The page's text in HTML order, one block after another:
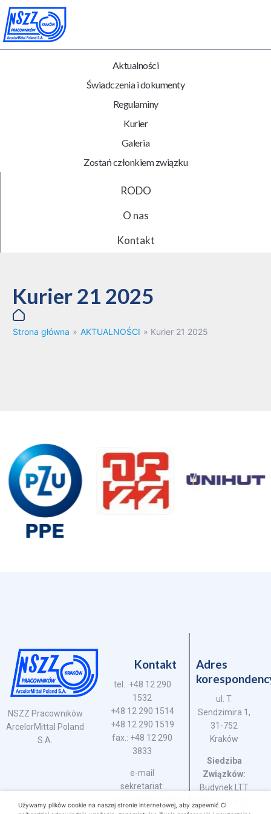
RODO
O nas
Kontakt
Aktualności
Świadczenia i dokumenty
Regulaminy
Kurier
Galeria
Zostań członkiem związku
Kurier 21 2025
Strona główna » AKTUALNOŚCI » Kurier 21 2025
NSZZ Pracowników
ArcelorMittal Poland
S.A.
Kontakt
tel.: +48 12 290
1532
+48 12 290 1514
+48 12 290 1519
fax.: +48 12 290
3833
e-mail
sekretariat:
Adres
ul. T.
Sendzimira 1,
31-752
Kraków
Siedziba
Związków:
Budynek LTT
(brama nr 2)
Używamy plików cookie na naszej stronie internetowej, aby zapewnić Ci